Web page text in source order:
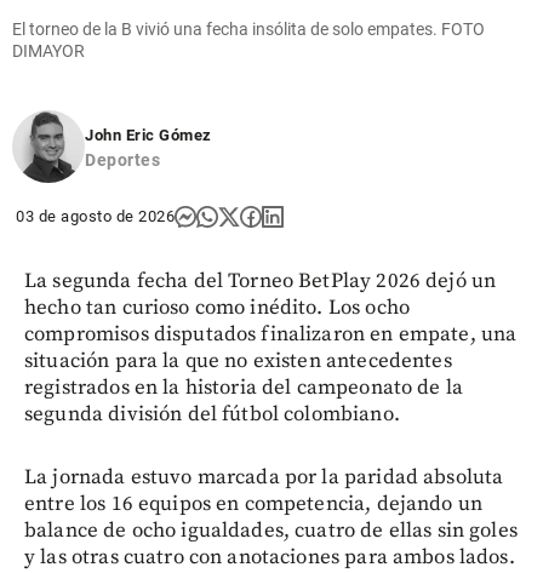
El torneo de la B vivió una fecha insólita de solo empates. FOTO
DIMAYOR
John Eric Gómez
Deportes
03 de agosto de 2026
La segunda fecha del Torneo BetPlay 2026 dejó un
hecho tan curioso como inédito. Los ocho
compromisos disputados finalizaron en empate, una
situación para la que no existen antecedentes
registrados en la historia del campeonato de la
segunda división del fútbol colombiano.
La jornada estuvo marcada por la paridad absoluta
entre los 16 equipos en competencia, dejando un
balance de ocho igualdades, cuatro de ellas sin goles
y las otras cuatro con anotaciones para ambos lados.